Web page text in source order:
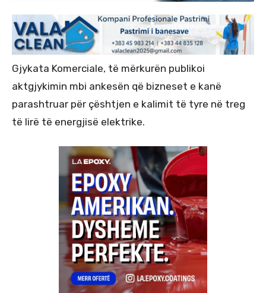
Gjykata Komerciale, të mërkurën publikoi
aktgjykimin mbi ankesën që bizneset e kanë
parashtruar për çështjen e kalimit të tyre në treg
të lirë të energjisë elektrike.